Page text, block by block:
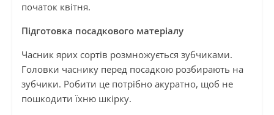
початок квітня.
Підготовка посадкового матеріалу
Часник ярих сортів розмножується зубчиками.
Головки часнику перед посадкою розбирають на
зубчики. Робити це потрібно акуратно, щоб не
пошкодити їхню шкірку.